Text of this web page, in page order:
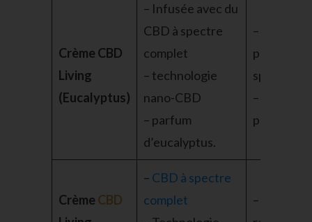
Crème CBD
Living
(Eucalyptus)
– Infusée avec du
CBD à spectre
complet
– technologie
nano-CBD
– parfum
d’eucalyptus.
– Idéale
pour les
sportifs
– Hydrate
peau
Crème CBD
– CBD à spectre
complet
– Aide à la